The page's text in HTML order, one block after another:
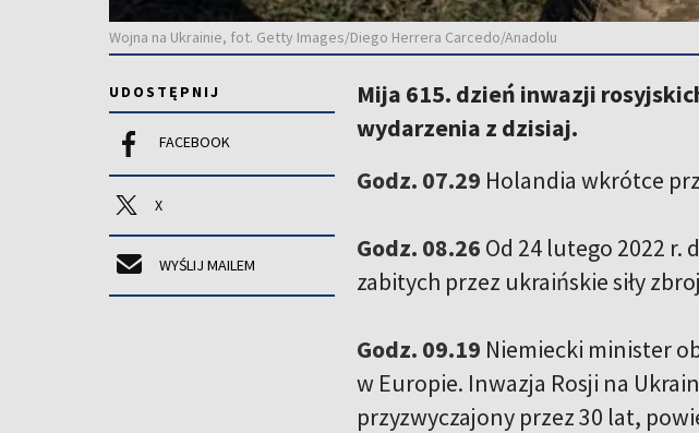
Wojna na Ukrainie, fot. Getty Images/Diego Herrera Carcedo/Anadolu
UDOSTĘPNIJ
FACEBOOK
X
WYŚLIJ MAILEM
Mija 615. dzień inwazji
wydarzenia z dzisiaj.
Godz. 07.29 Holandia wkrótce
Godz. 08.26 Od 24 lutego 2022 r.
zabitych przez ukraińskie siły
Godz. 09.19 Niemiecki minister
w Europie. Inwazja Rosji na
przyzwyczajony przez 30 lat,